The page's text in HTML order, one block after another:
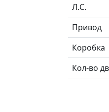
Л.C.
Привод
Коробка
Кол-во